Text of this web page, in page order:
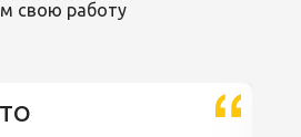
свою работу